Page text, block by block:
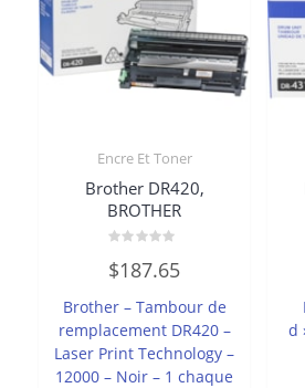
Encre Et Toner
Brother DR420,
BROTHER
0
sur
$187.65
Brother – Tambour de
remplacement DR420 –
Laser Print Technology –
12000 – Noir – 1 chaque
d